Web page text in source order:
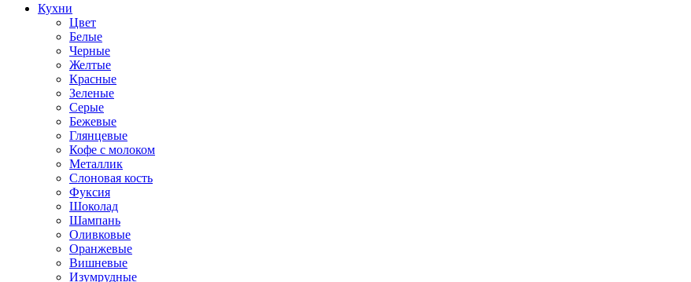
Кухни
Цвет
Белые
Черные
Желтые
Красные
Зеленые
Серые
Бежевые
Глянцевые
Кофе с молоком
Металлик
Слоновая кость
Фуксия
Шоколад
Шампань
Оливковые
Оранжевые
Вишневые
Изумрудные